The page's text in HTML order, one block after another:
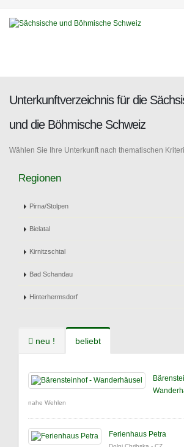
Unterkunftverzeichnis für die
und die Böhmische Schweiz
Wählen Sie Ihre Unterkunft nach thematischen
Regionen
Pirna/Stolpen
Bielatal
Kirnitzschtal
Bad Schandau
Hinterhermsdorf
neu ! beliebt
nahe Wehlen
Ferienhaus Petra